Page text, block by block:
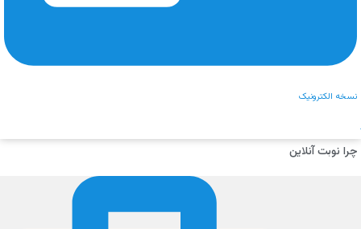
نسخه الکترونیک
چرا نوبت آنلاین